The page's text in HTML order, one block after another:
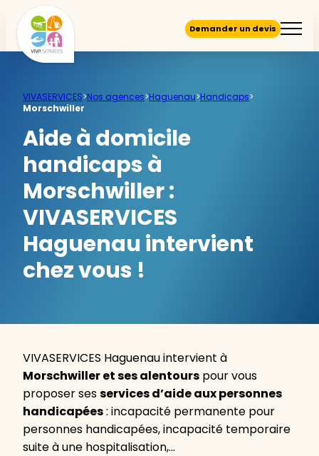
Demander un devis
VIVASERVICES>Nos agences>Haguenau>Handicaps>
Morschwiller
Aide à domicile
handicaps à
Morschwiller :
VIVASERVICES
Haguenau intervient
chez vous !
VIVASERVICES Haguenau intervient à
Morschwiller et ses alentours pour vous
proposer sesservices d’aide aux personnes
handicapées: incapacité permanente pour
personnes handicapées, incapacité temporaire
suite à une hospitalisation,…